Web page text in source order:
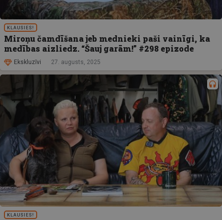
KLAUSIES!
Miroņu čamdīšana jeb mednieki paši vainīgi, ka
medības aizliedz. “Šauj garām!” #298 epizode
Ekskluzīvi 27. augusts, 2025
KLAUSIES!